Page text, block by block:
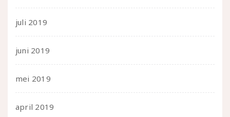
juli 2019
juni 2019
mei 2019
april 2019